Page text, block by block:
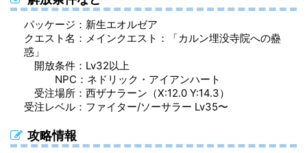
カルンカウル（胴防具）
カルンソーサラーブリーチ（脚防具）
カルンハーフグローブ（手防具）
カルンカウル（胴防具）
カルンソーサラーブリーチ（脚防具）
パッケージ：新生エオルゼア
クエスト名：メインクエスト：「カルン埋没寺院への蠱
惑」
開放条件：Lv32以上
NPC：ネドリック・アイアンハート
受注場所：西ザナラーン（X:12.0 Y:14.3）
受注レベル：ファイター/ソーサラー Lv35〜
攻略情報